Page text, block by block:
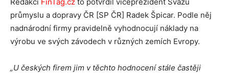
průmyslu a dopravy ČR [SP ČR] Radek Špicar. Podle něj
nadnárodní firmy pravidelně vyhodnocují náklady na
výrobu ve svých závodech v různých zemích Evropy.
„U českých firem jim v těchto hodnocení stále častěji